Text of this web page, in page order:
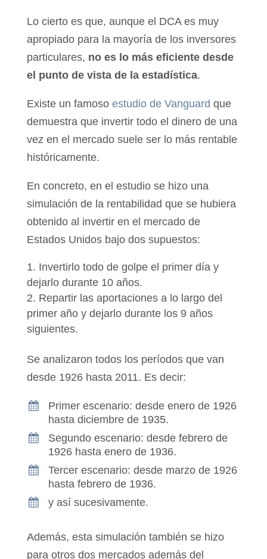
Lo cierto es que, aunque el DCA es muy
apropiado para la mayoría de los inversores
particulares, no es lo más eficiente desde
el punto de vista de la estadística.
Existe un famoso estudio de Vanguard que
demuestra que invertir todo el dinero de una
vez en el mercado suele ser lo más rentable
históricamente.
En concreto, en el estudio se hizo una
simulación de la rentabilidad que se hubiera
obtenido al invertir en el mercado de
Estados Unidos bajo dos supuestos:
Invertirlo todo de golpe el primer día y
dejarlo durante 10 años.
Repartir las aportaciones a lo largo del
primer año y dejarlo durante los 9 años
siguientes.
Se analizaron todos los períodos que van
desde 1926 hasta 2011. Es decir:
Primer escenario: desde enero de 1926
hasta diciembre de 1935.
Segundo escenario: desde febrero de
1926 hasta enero de 1936.
Tercer escenario: desde marzo de 1926
hasta febrero de 1936.
y así sucesivamente.
Además, esta simulación también se hizo
para otros dos mercados además del